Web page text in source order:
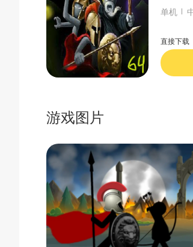
单机
直接下载
游戏图片